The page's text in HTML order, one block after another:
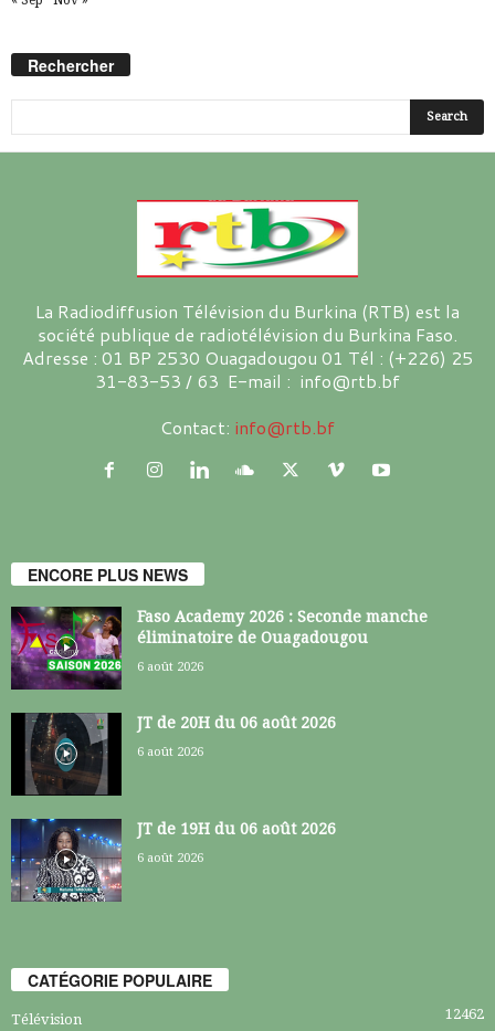
Rechercher
La Radiodiffusion Télévision du Burkina (RTB) est la
société publique de radiotélévision du Burkina Faso.
Adresse : 01 BP 2530 Ouagadougou 01 Tél : (+226) 25
31-83-53 / 63 E-mail : info@rtb.bf
Contact: info@rtb.bf
ENCORE PLUS NEWS
Faso Academy 2026 : Seconde manche
éliminatoire de Ouagadougou
6 août 2026
JT de 20H du 06 août 2026
6 août 2026
JT de 19H du 06 août 2026
6 août 2026
CATÉGORIE POPULAIRE
Télévision 12462